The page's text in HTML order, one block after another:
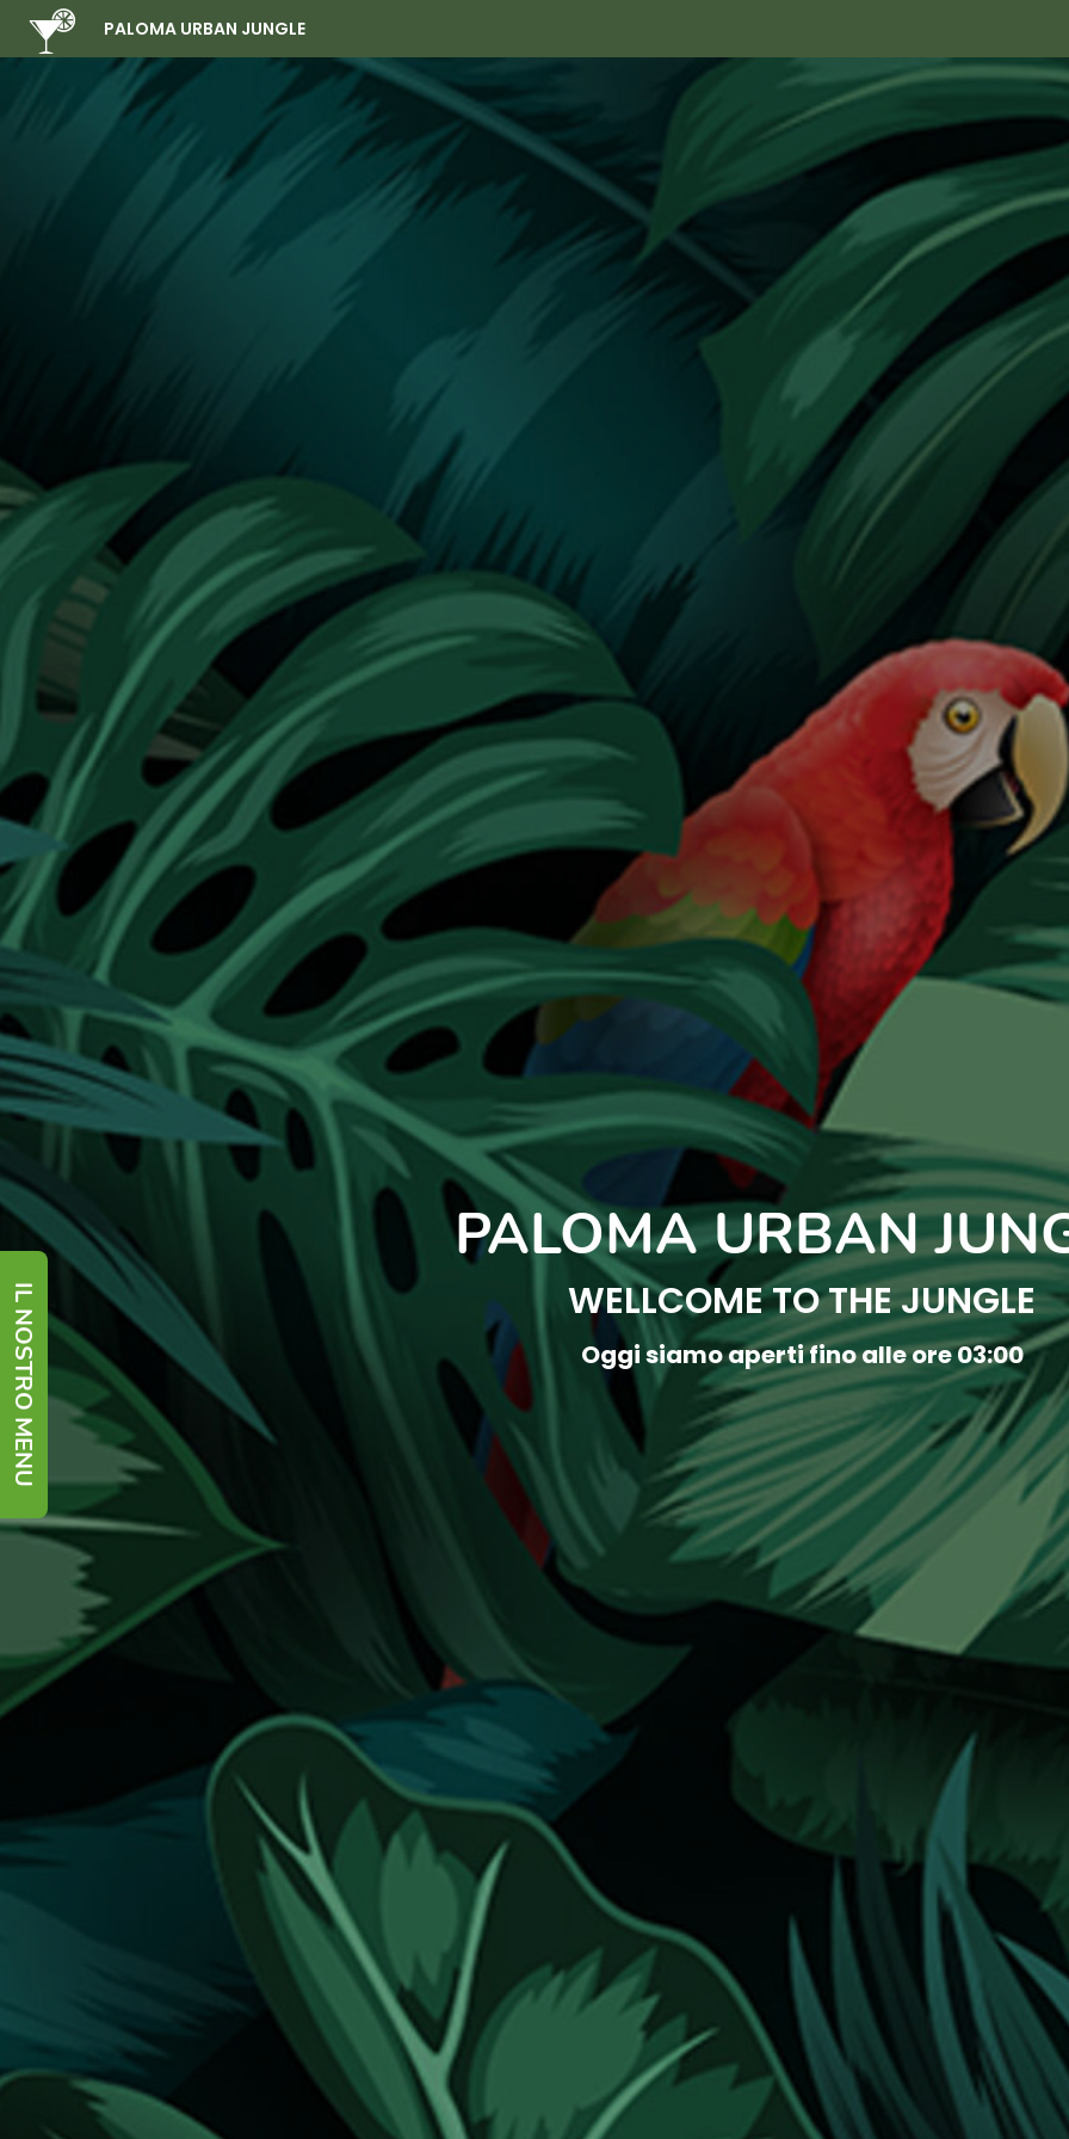
PALOMA URBAN JUNGLE
PALOMA URBAN
WELLCOME TO THE JUNGLE
Oggi siamo aperti fino alle ore 03:00
IL NOSTRO MENU